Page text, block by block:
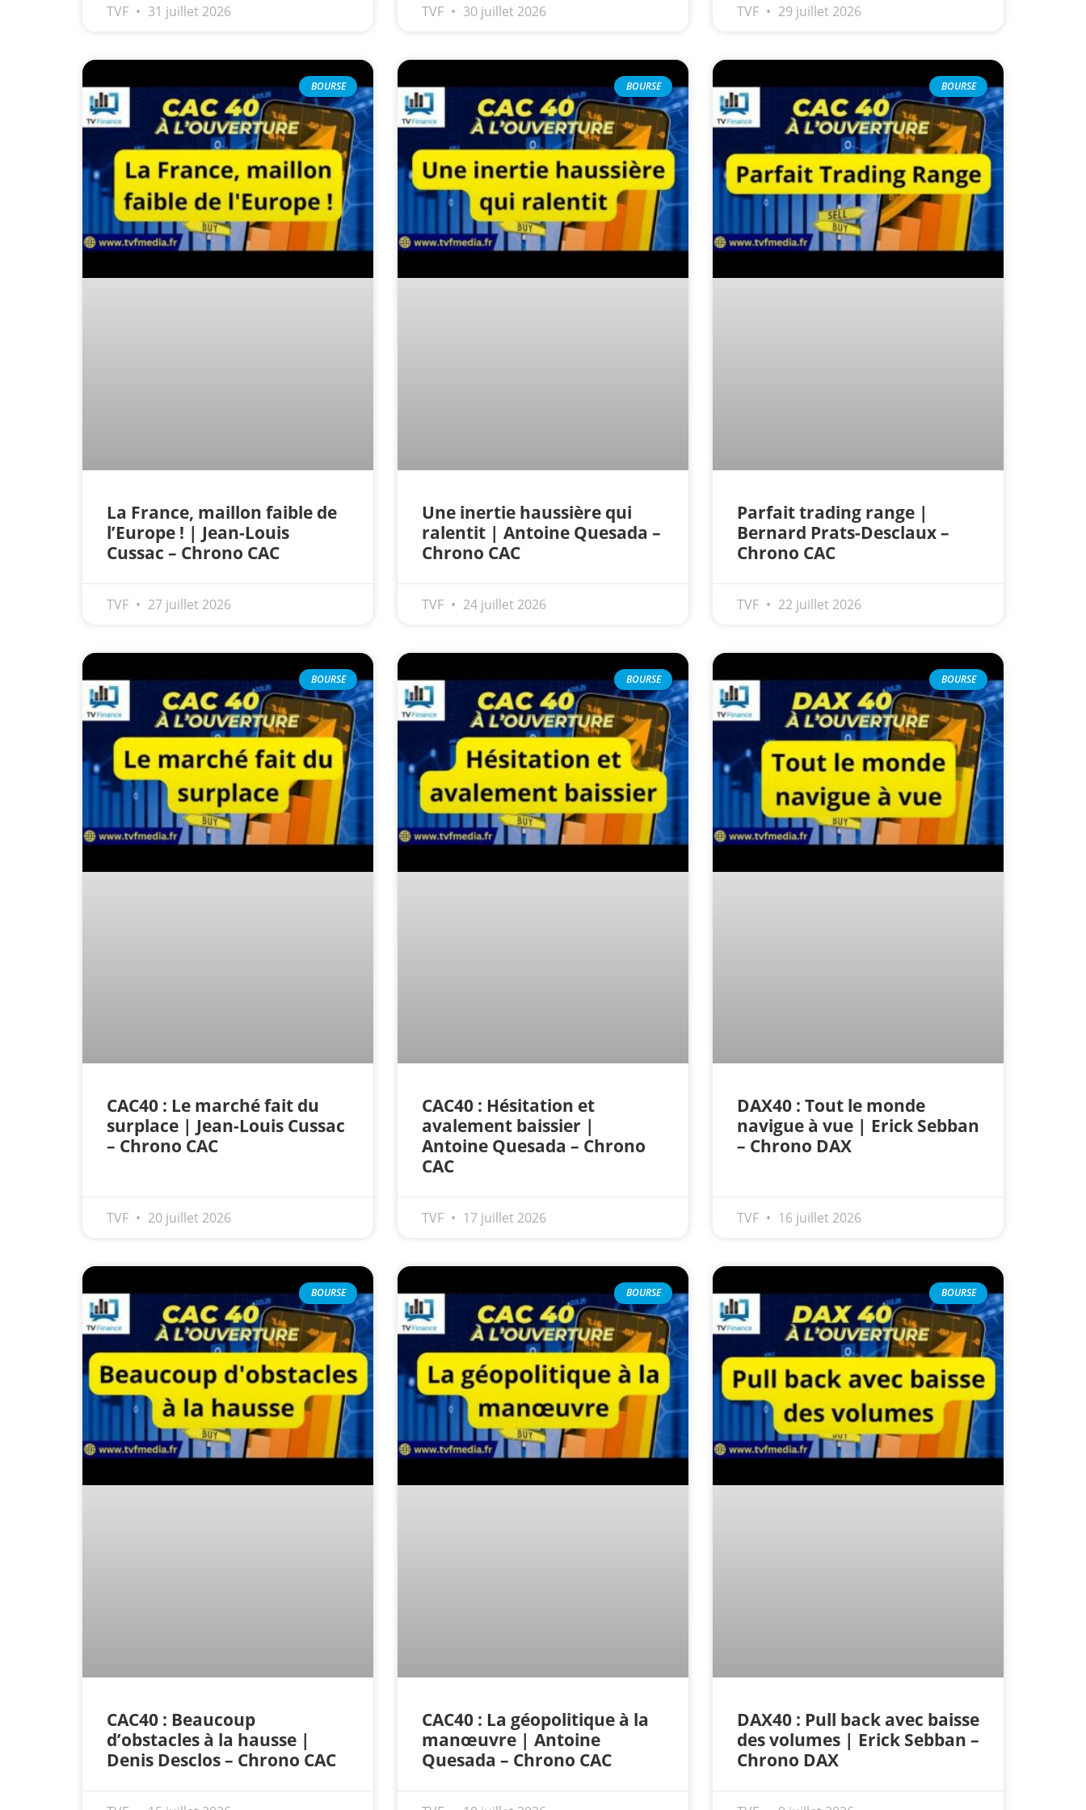
Les investisseurs y croient toujours | Point Stratégique Hebdomadaire – Éric Galiègue
Pourquoi le monde entier vacille en même temps cette semaine ? | par Louis-Antoine Michelet
WTI : Explosion mais réserves au plus bas | Denis Desclos – Market Movers
STMICROELECTRONICS : Correction probable | Denis Desclos – Market Movers
TVF 31 juillet 2026 TVF 30 juillet 2026 TVF 29 juillet 2026
BOURSE
La France, maillon faible de
l’Europe ! | Jean-Louis
Cussac – Chrono CAC
TVF 27 juillet 2026
BOURSE
Une inertie haussière qui
ralentit | Antoine Quesada –
Chrono CAC
TVF 24 juillet 2026
BOURSE
Parfait trading range |
Bernard Prats-Desclaux –
Chrono CAC
TVF 22 juillet 2026
BOURSE
CAC40 : Le marché fait du
surplace | Jean-Louis Cussac
– Chrono CAC
TVF 20 juillet 2026
BOURSE
CAC40 : Hésitation et
avalement baissier |
Antoine Quesada – Chrono
CAC
TVF 17 juillet 2026
BOURSE
DAX40 : Tout le monde
navigue à vue | Erick Sebban
– Chrono DAX
TVF 16 juillet 2026
BOURSE
CAC40 : Beaucoup
d’obstacles à la hausse |
Denis Desclos – Chrono CAC
BOURSE
CAC40 : La géopolitique à la
manœuvre | Antoine
Quesada – Chrono CAC
BOURSE
DAX40 : Pull back avec baisse
des volumes | Erick Sebban –
Chrono DAX